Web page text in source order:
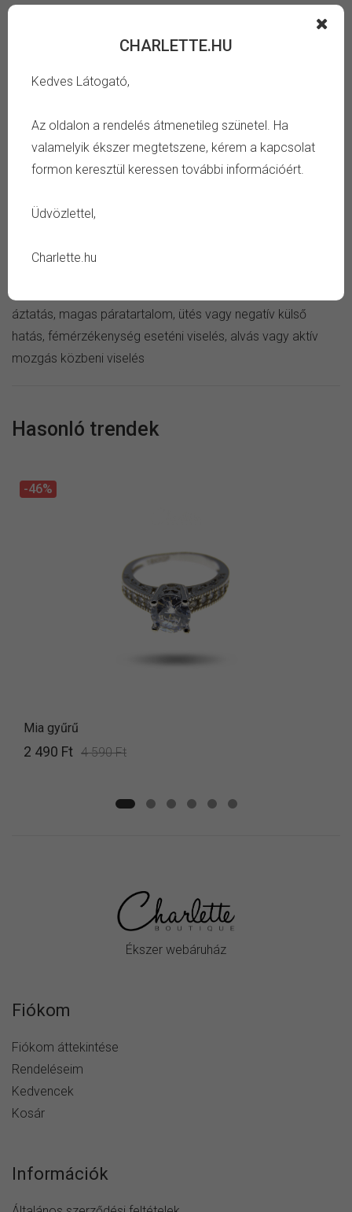
CHARLETTE.HU
Kedves Látogató,
Az oldalon a rendelés átmenetileg szünetel. Ha
valamelyik ékszer megtetszene, kérem a kapcsolat
formon keresztül keressen további információért.
Üdvözlettel,
Charlette.hu
Keresd meg a számodra megfelelő gyűrű belső átmérőt,
szükséged van. Tájékozódj agyűrű méret táblázat oldalon
TULAJDONSÁG
Méret:
áztatás, magas páratartalom, ütés vagy negatív külső
hatás, fémérzékenység eseténi viselés, alvás vagy aktív
mozgás közbeni viselés
Hasonló trendek
-46%
Mia gyűrű
2 490 Ft 4 590 Ft
Ékszer webáruház
Fiókom
Fiókom áttekintése
Rendeléseim
Kedvencek
Kosár
Információk